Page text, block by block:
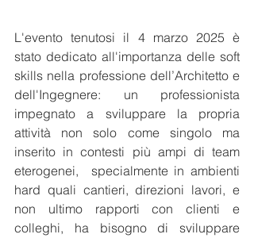
L'evento tenutosi il 4 marzo 2025 è
stato dedicato all'importanza delle soft
skills nella professione dell’Architetto e
dell'Ingegnere: un professionista
impegnato a sviluppare la propria
attività non solo come singolo ma
inserito in contesti più ampi di team
eterogenei,  specialmente in ambienti
hard quali cantieri, direzioni lavori, e
non ultimo rapporti con clienti e
colleghi, ha bisogno di sviluppare